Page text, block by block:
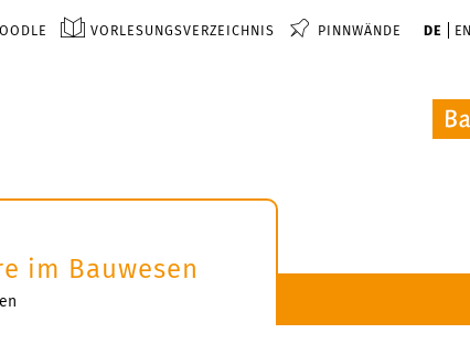
VORLESUNGSVERZEICHNIS PINNWÄNDE DE EN
im Bauwesen